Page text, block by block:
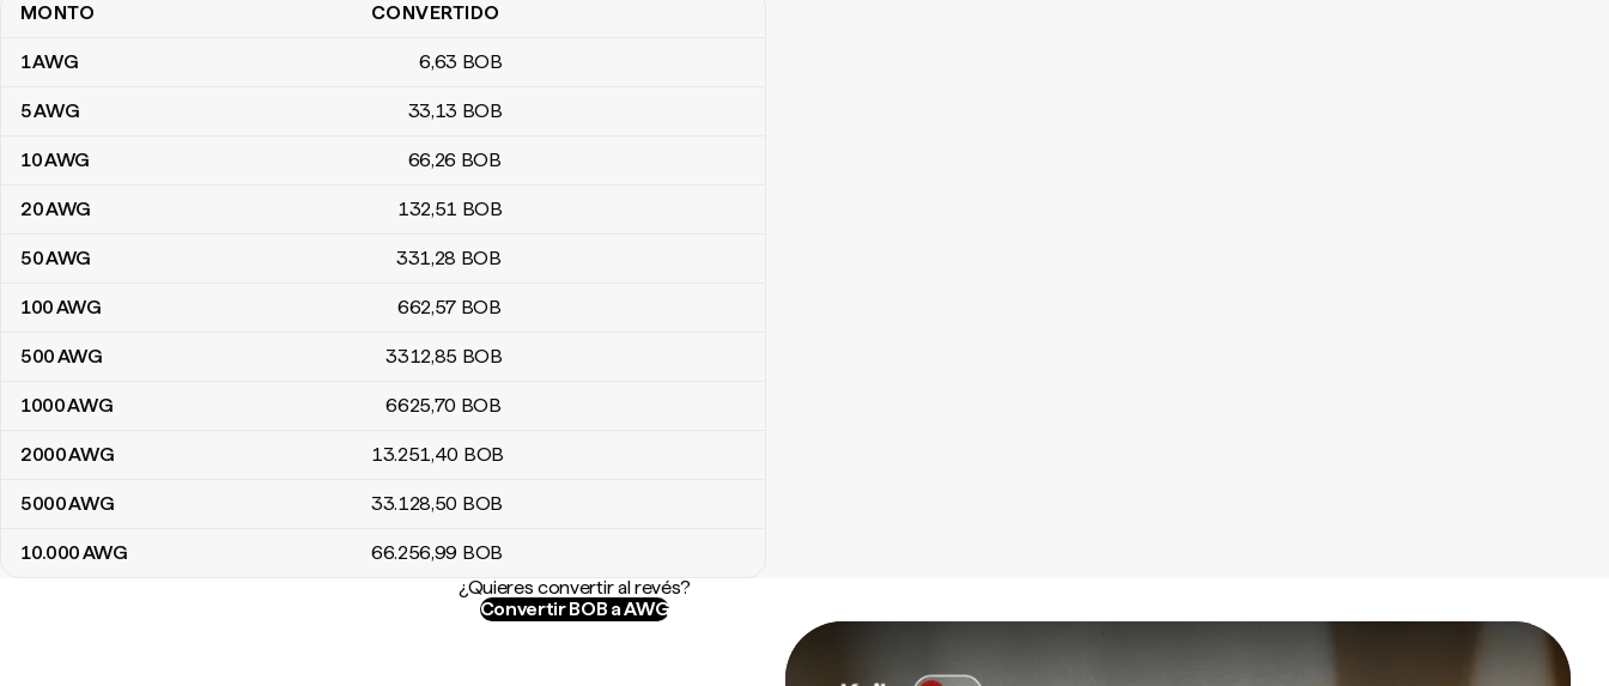
Tabla de conversión de florines arubeños a bolivianos
MONTO CONVERTIDO
1AWG 6,63 BOB
5AWG 33,13 BOB
10AWG 66,26 BOB
20AWG 132,51 BOB
50AWG 331,28 BOB
100AWG 662,57 BOB
500AWG 3312,85 BOB
1000AWG 6625,70 BOB
2000AWG 13.251,40 BOB
5000AWG 33.128,50 BOB
10.000AWG 66.256,99 BOB
¿Quieres convertir al revés?
Convertir BOB a AWG